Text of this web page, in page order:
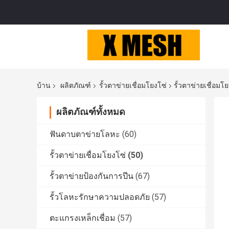
บ้าน ผลิตภัณฑ์ รั้วตาข่ายเชื่อมโยงโซ่ รั้วตาข่ายเชื่อมโ
ผลิตภัณฑ์ทั้งหมด
ฟันดาบตาข่ายโลหะ (60)
รั้วตาข่ายเชื่อมโยงโซ่ (50)
รั้วตาข่ายป้องกันการปีน (67)
รั้วโลหะรักษาความปลอดภัย (57)
ตะแกรงเหล็กเชื่อม (57)